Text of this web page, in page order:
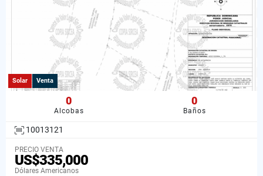
Solar Venta
0
Alcobas
0
Baños
10013121
PRECIO VENTA
US$335,000
Dólares Americanos